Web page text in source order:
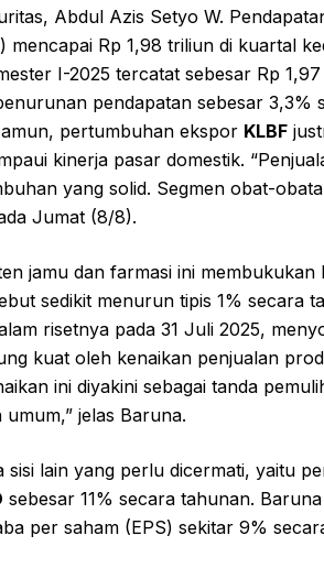
Abdul Azis Setyo W.
mencapai Rp 1,98 triliun di kuartal
I-2025 tercatat sebesar Rp
pendapatan sebesar
pertumbuhan ekspor KLBF
kinerja pasar domestik.
yang solid. Segmen obat-
Jumat (8/8).
jamu dan farmasi ini
sedikit menurun tipis 1% secara
risetnya pada 31 Juli 2025,
kuat oleh kenaikan penjualan
ini diyakini sebagai tanda
jelas Baruna.
sisi lain yang perlu dicermati, yaitu
sebesar 11% secara tahunan.
per saham (EPS) sekitar 9%